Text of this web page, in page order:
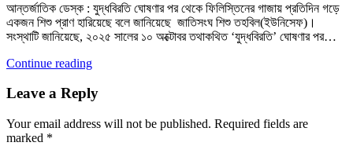
আন্তর্জাতিক ডেস্ক : যুদ্ধবিরতি ঘোষণার পর থেকে ফিলিস্তিনের গাজায় প্রতিদিন গড়ে
একজন শিশু প্রাণ হারিয়েছে বলে জানিয়েছে জাতিসংঘ শিশু তহবিল(ইউনিসেফ)।
সংস্থাটি জানিয়েছে, ২০২৫ সালের ১০ অক্টোবর তথাকথিত ‘যুদ্ধবিরতি’ ঘোষণার পর…
Continue reading
Leave a Reply
Your email address will not be published. Required fields are
marked *